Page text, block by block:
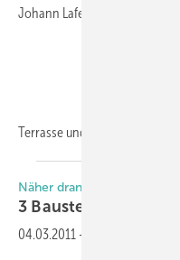
Johann Lafer serviert.
Terrasse und Balkon
Näher dran. Mehr Drin
3 Baustellenradios zu
04.03.2011 -